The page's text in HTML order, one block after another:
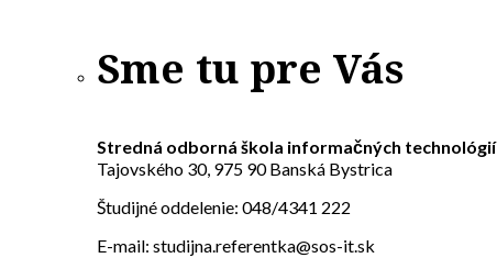
Sme tu pre Vás
Stredná odborná škola informačných technológií
Tajovského 30, 975 90 Banská Bystrica
Študijné oddelenie: 048/4341 222
E-mail: studijna.referentka@sos-it.sk